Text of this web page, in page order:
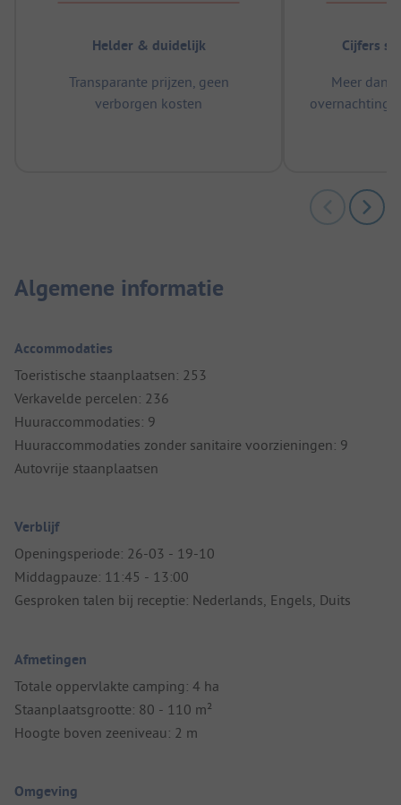
Helder & duidelijk
Transparante prijzen, geen
verborgen kosten
Cijfers
Meer dan
Algemene informatie
Accommodaties
Toeristische staanplaatsen: 253
Verkavelde percelen: 236
Huuraccommodaties: 9
Huuraccommodaties zonder sanitaire voorzieningen: 9
Autovrije staanplaatsen
Verblijf
Openingsperiode: 26-03 - 19-10
Middagpauze: 11:45 - 13:00
Gesproken talen bij receptie: Nederlands, Engels, Duits
Afmetingen
Totale oppervlakte camping: 4 ha
Staanplaatsgrootte: 80 - 110 m²
Hoogte boven zeeniveau: 2 m
Omgeving